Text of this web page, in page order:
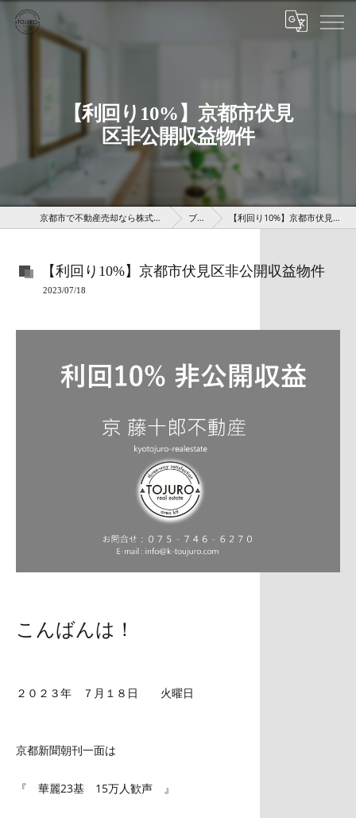
【利回り10%】京都市伏見
区非公開収益物件
京都市で不動産売却なら株式会社京 藤十郎不動産 ブログ 【利回り10%】京都市伏見区非公開収益物件
【利回り10%】京都市伏見区非公開収益物件
2023/07/18
こんばんは！
２０２３年 ７月１８日 火曜日
京都新聞朝刊一面は
『 華麗23基 15万人歓声 』